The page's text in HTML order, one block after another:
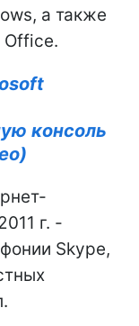
а также
Office.
консоль
г. -
Skype,